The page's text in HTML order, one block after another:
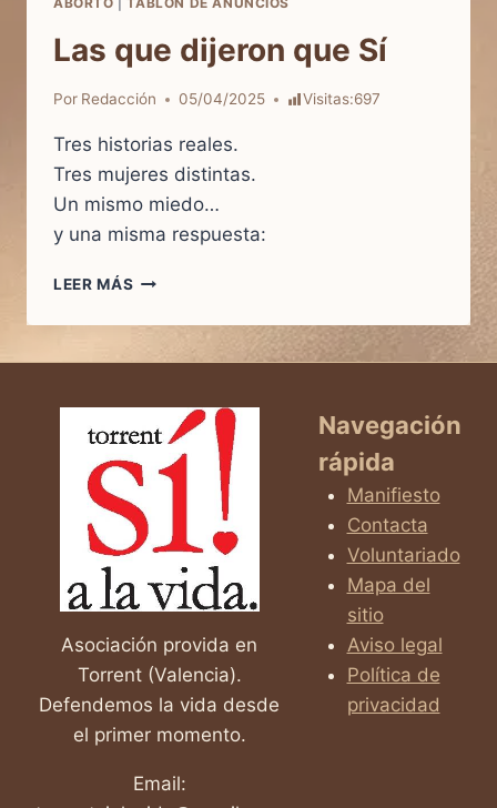
Las que dijeron que Sí
Por Redacción 05/04/2025 Visitas:697
Tres historias reales.
Tres mujeres distintas.
Un mismo miedo…
y una misma respuesta:
LEER MÁS LAS
DIJERON
Asociación provida en
Torrent (Valencia).
Defendemos la vida desde
el primer momento.
Email:
Navegación
rápida
Manifiesto
Contacta
Voluntariado
Mapa del
sitio
Aviso legal
Política de
privacidad